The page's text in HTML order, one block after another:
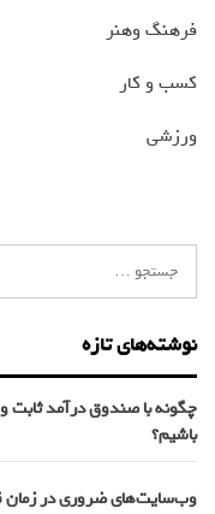
فرهنگ وهنر
کسب و کار
ورزشی
نوشته‌های تازه
چگونه با صندوق درآمد
باشیم؟
وب‌سایت‌های ضروری در زمان